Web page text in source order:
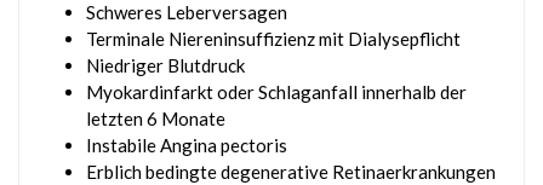
Schweres Leberversagen
Terminale Niereninsuffizienz mit Dialysepflicht
Niedriger Blutdruck
Myokardinfarkt oder Schlaganfall innerhalb der
letzten 6 Monate
Instabile Angina pectoris
Erblich bedingte degenerative Retinaerkrankungen